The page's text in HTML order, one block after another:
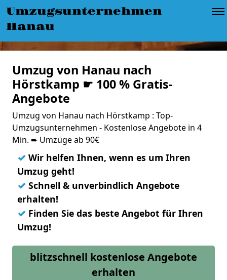
Umzugsunternehmen
Hanau
Umzug von Hanau nach
Hörstkamp ☛ 100 % Gratis-
Angebote
Umzug von Hanau nach Hörstkamp : Top-
Umzugsunternehmen - Kostenlose Angebote in 4
Min. ➨ Umzüge ab 90€
✓ Wir helfen Ihnen, wenn es um Ihren
Umzug geht!
✓ Schnell & unverbindlich Angebote
erhalten!
✓ Finden Sie das beste Angebot für Ihren
Umzug!
blitzschnell kostenlose Angebote
erhalten